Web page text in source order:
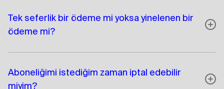
Tek seferlik bir ödeme mi yoksa yinelenen bir
ödeme mi?
Aboneliğimi istediğim zaman iptal edebilir
miyim?